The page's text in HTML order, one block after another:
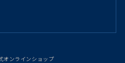
ンラインショップ